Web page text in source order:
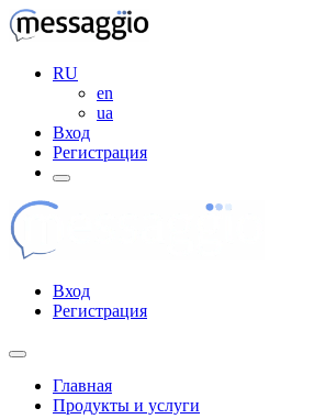
RU
en
ua
Вход
Регистрация
Вход
Регистрация
Главная
Продукты и услуги